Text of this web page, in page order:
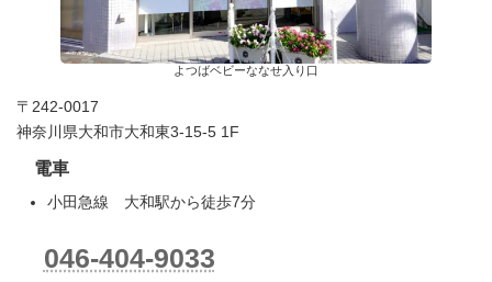
よつばベビーななせ入り口
〒242-0017
神奈川県大和市大和東3-15-5 1F
電車
小田急線 大和駅から徒歩7分
046-404-9033